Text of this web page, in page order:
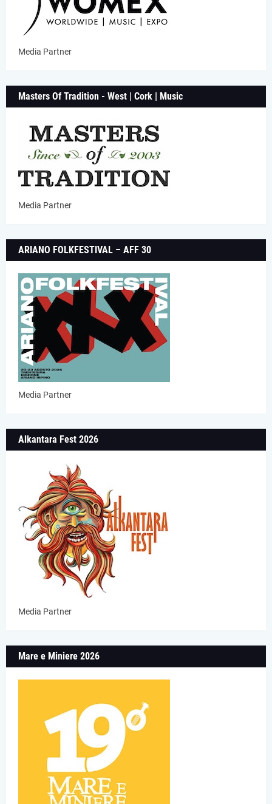
Media Partner
Masters Of Tradition - West | Cork | Music
Media Partner
ARIANO FOLKFESTIVAL – AFF 30
Media Partner
Alkantara Fest 2026
Media Partner
Mare e Miniere 2026